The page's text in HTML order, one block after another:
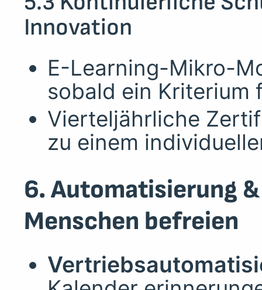
Innovation
E-Learning-Mikro-
sobald ein Kriterium
Vierteljährliche
zu einem
6. Automatisierung
Menschen befreien